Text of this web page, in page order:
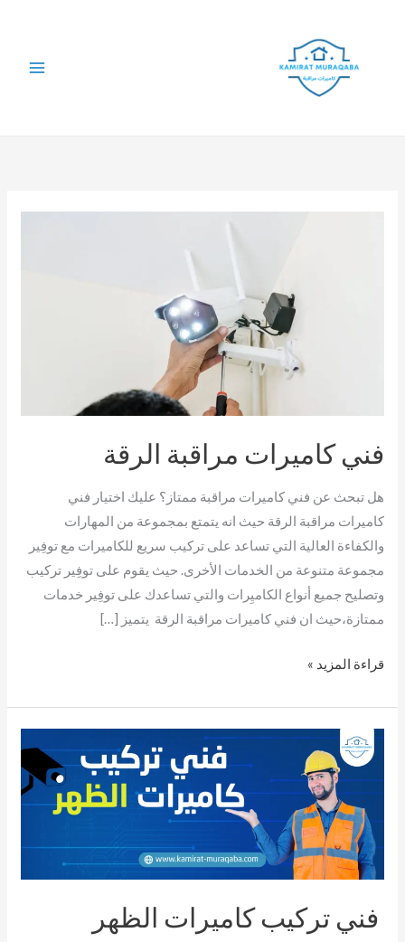
فني كاميرات مراقبة الرقة
هل تبحث عن فني كاميرات مراقبة ممتاز؟ عليك اختيار فني
كاميرات مراقبة الرقة حيث انه يتمتع بمجموعة من المهارات
والكفاءة العالية التي تساعد على تركيب سريع للكاميرات مع توفِير
مجموعة متنوعة من الخدمات الأخرى. حيث يقوم على توفِير تركيب
وتصليح جميع أنواع الكاميِرات والتي تساعدك على توفِير خدمات
ممتازة،حيث ان فني كاميرات مراقبة الرقة يتميز […]
قراءة المزيد »
فني تركيب كاميرات الظهر
فني
تركيب
الظهر